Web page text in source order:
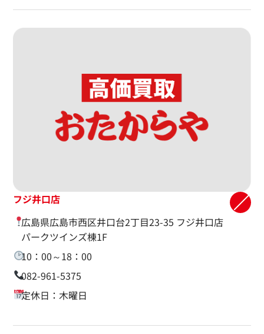
フジ井口店
広島県広島市西区井口台2丁目23-35 フジ井口店
パークツインズ棟1F
10：00～18：00
082-961-5375
定休日：木曜日